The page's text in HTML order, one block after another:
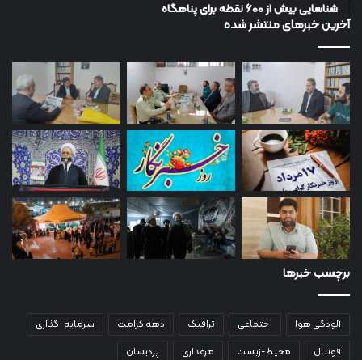
شناسایی بیش از ۶۰۰ نقطه برای پناهگاه
آخرین خبرهای منتشر شده
برچسب خبرها
آلودگی هوا اجتماعی ترافیک دهه کرامت
سرمایه-گذاری
فوتبال
محیط-زیست مرغداری
پردیسان